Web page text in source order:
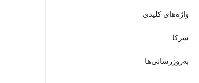
واژه‌های کلیدی
شرکا
به‌روزرسانی‌ها